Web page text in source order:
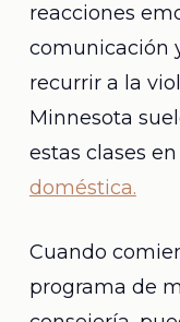
reacciones
comunicación
recurrir a la
Minnesota
estas clases
doméstica.
Cuando
programa de